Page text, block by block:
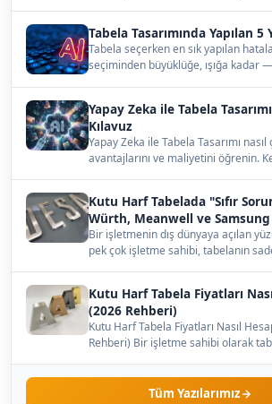
Tabela Tasarımında Yapılan 5
Tabela seçerken en sık yapılan
seçiminden büyüklüğe, ışığa kadar
Yapay Zeka ile Tabela
Kılavuz
Yapay Zeka ile Tabela Tasarımı nasıl
avantajlarını ve maliyetini öğrenin.
Kutu Harf Tabelada "Sıfır
Würth, Meanwell ve
Bir işletmenin dış dünyaya açılan
pek çok işletme sahibi, tabelanın
Kutu Harf Tabela Fiyatları
(2026 Rehberi)
Kutu Harf Tabela Fiyatları Nasıl
Rehberi) Bir işletme sahibi olarak tabela yaptırmaya
Tüm Yazılarımız